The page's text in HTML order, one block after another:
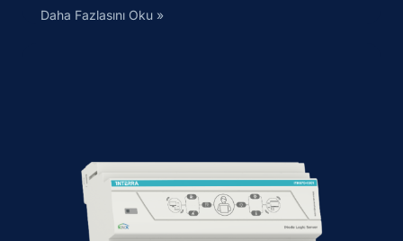
Daha Fazlasını Oku »